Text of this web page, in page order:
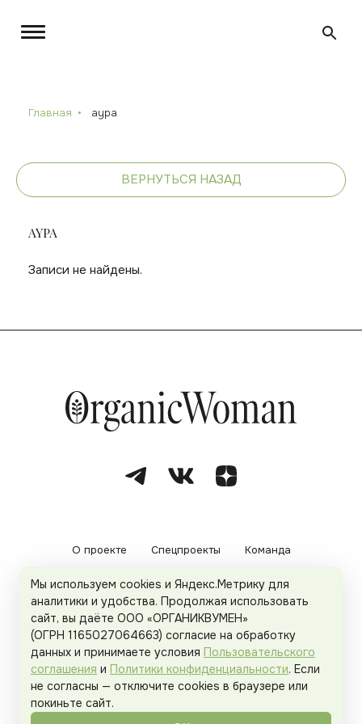
Главная aypa
ВЕРНУТЬСЯ НАЗАД
AYPA
Записи не найдены.
О проекте Спецпроекты Команда
Рекламодателям Политика конфиденциальности
Пользовательское соглашение
Organicwoman.ru . Все права защищены.
Мы используем cookies и Яндекс.Метрику для
аналитики и удобства. Продолжая использовать
сайт, вы даёте ООО «ОРГАНИКВУМЕН»
(ОГРН 1165027064663) согласие на обработку
данных и принимаете условия Пользовательского
соглашения и Политики конфиденциальности. Если
не согласны — отключите cookies в браузере или
покиньте сайт.